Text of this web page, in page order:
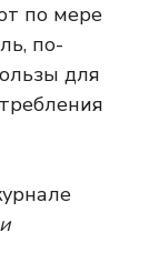
по мере
по-
для